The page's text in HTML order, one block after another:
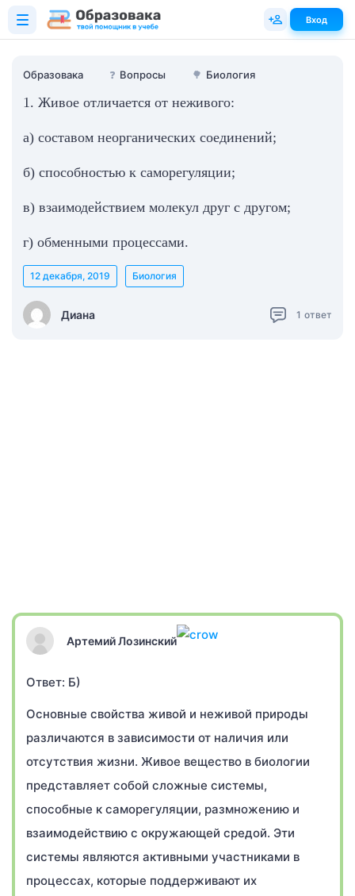
Образовака ❓ Вопросы 🌳 Биология
1. Живое отличается от неживого:
а) составом неорганических соединений;
б) способностью к саморегуляции;
в) взаимодействием молекул друг с другом;
г) обменными процессами.
Диана
12 декабря, 2019 Биология
1 ответ
Артемий Лозинский
Ответ: Б)
Основные свойства живой и неживой природы
различаются в зависимости от наличия или
отсутствия жизни. Живое вещество в биологии
представляет собой сложные системы,
способные к саморегуляции, размножению и
взаимодействию с окружающей средой. Эти
системы являются активными участниками в
процессах, которые поддерживают их
Вход